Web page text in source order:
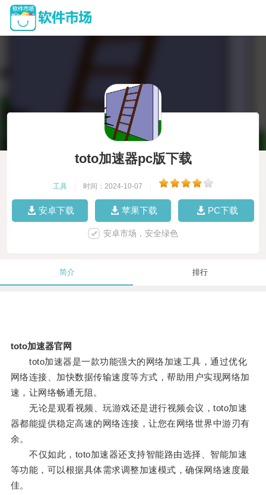
toto加速器pc版下载
工具 时间：2024-10-07
安卓下载 苹果下载 PC下载
安卓市场，安全绿色
简介 排行
toto加速器官网
toto加速器是一款功能强大的网络加速工具，通过优化
网络连接、加快数据传输速度等方式，帮助用户实现网络加
速，让网络畅通无阻。
无论是观看视频、玩游戏还是进行视频会议，toto加速
器都能提供稳定高速的网络连接，让您在网络世界中游刃有
余。
不仅如此，toto加速器还支持智能路由选择、智能加速
等功能，可以根据具体需求调整加速模式，确保网络速度最
佳。